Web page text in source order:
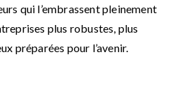
qui l’embrassent pleinement
plus robustes, plus
préparées pour l’avenir.